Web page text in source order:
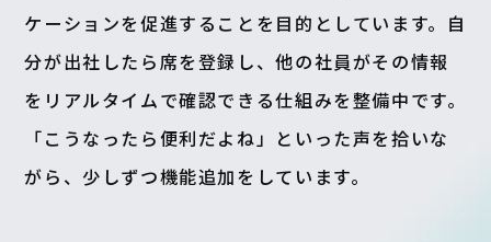
ケーションを促進することを目的としています。自
分が出社したら席を登録し、他の社員がその情報
をリアルタイムで確認できる仕組みを整備中です。
「こうなったら便利だよね」といった声を拾いな
がら、少しずつ機能追加をしています。